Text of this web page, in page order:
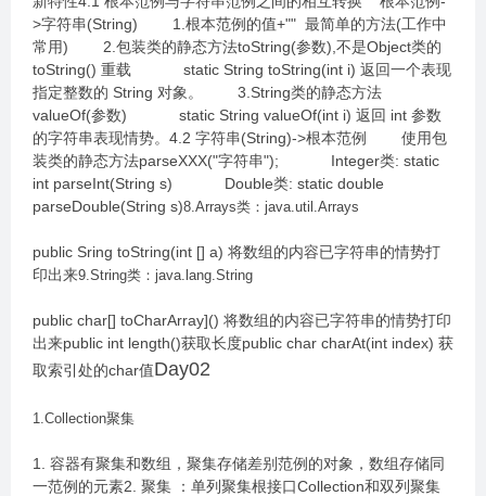
>字符串(String) 1.根本范例的值+"" 最简单的方法(工作中
常用) 2.包装类的静态方法toString(参数),不是Object类的
toString() 重载 static String toString(int i) 返回一个表现
指定整数的 String 对象。 3.String类的静态方法
valueOf(参数) static String valueOf(int i) 返回 int 参数
的字符串表现情势。4.2 字符串(String)->根本范例 使用包
装类的静态方法parseXXX("字符串"); Integer类: static
int parseInt(String s) Double类: static double
parseDouble(String s)8.Arrays类：java.util.Arrays
public Sring toString(int [] a) 将数组的内容已字符串的情势打
印出来9.String类：java.lang.String
public char[] toCharArray]() 将数组的内容已字符串的情势打印
出来public int length()获取长度public char charAt(int index) 获
取索引处的char值Day02
1.Collection聚集
1. 容器有聚集和数组，聚集存储差别范例的对象，数组存储同
一范例的元素2. 聚集 ：单列聚集根接口Collection和双列聚集